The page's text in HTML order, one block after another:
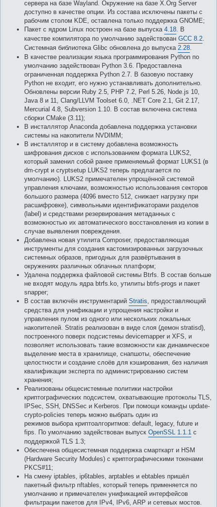
сервера на базе Wayland. Окружение на базе X.Org Server
доступно в качестве опции. Из состава исключены пакеты с
рабочим столом KDE, оставлена только поддержка GNOME;
Пакет с ядром Linux построен на базе выпуска 4.18. В
качестве компилятора по умолчанию задействован GCC 8.2.
Системная библиотека Glibc обновлена до выпуска 2.28.
В качестве реализации языка программирования Python по
умолчанию задействован Python 3.6. Предоставлена
ограниченная поддержка Python 2.7. В базовую поставку
Python не входит, его нужно устанавливать дополнительно.
Обновлены версии Ruby 2.5, PHP 7.2, Perl 5.26, Node.js 10,
Java 8 и 11, Clang/LLVM Toolset 6.0, .NET Core 2.1, Git 2.17,
Mercurial 4.8, Subversion 1.10. В состав включена система
сборки CMake (3.11);
В инсталлятор Anaconda добавлена поддержка установки
системы на накопители NVDIMM;
В инсталлятор и в систему добавлена возможность
шифрования дисков с использованием формата LUKS2,
который заменил собой ранее применяемый формат LUKS1 (в
dm-crypt и cryptsetup LUKS2 теперь предлагается по
умолчанию). LUKS2 примечателен упрощённой системой
управления ключами, возможностью использования секторов
большого размера (4096 вместо 512, снижает нагрузку при
расшифровке), символьными идентификаторами разделов
(label) и средствами резервирования метаданных с
возможностью их автоматического восстановления из копии в
случае выявления повреждения.
Добавлена новая утилита Composer, предоставляющая
инструменты для создания кастомизированных загрузочных
системных образов, пригодных для развёртывания в
окружениях различных облачных платформ;
Удалена поддержка файловой системы Btrfs. В состав больше
не входят модуль ядра btrfs.ko, утилиты btrfs-progs и пакет
snapper;
В состав включён инструментарий Stratis, предоставляющий
средства для унификации и упрощения настройки и
управления пулом из одного или нескольких локальных
накопителей. Stratis реализован в виде слоя (демон stratisd),
построенного поверх подсистемы devicemapper и XFS, и
позволяет использовать такие возможности как динамическое
выделение места в хранилище, снапшоты, обеспечение
целостности и создание слоёв для кэширования, без наличия
квалификации эксперта по администрированию систем
хранения;
Реализованы общесистемные политики настройки
криптографических подсистем, охватывающие протоколы TLS,
IPSec, SSH, DNSSec и Kerberos. При помощи команды update-
crypto-policies теперь можно выбрать один из
режимов выбора криптоалгоритмов: default, legacy, future и
fips. По умолчанию задействован выпуск OpenSSL 1.1.1 с
поддержкой TLS 1.3;
Обеспечена общесистемная поддержка смарткарт и HSM
(Hardware Security Modules) c криптографическими токенами
PKCS#11;
На смену iptables, ip6tables, arptables и ebtables пришёл
пакетный фильтр nftables, который теперь применяется по
умолчанию и примечателен унификацией интерфейсов
фильтрации пакетов для IPv4, IPv6, ARP и сетевых мостов.